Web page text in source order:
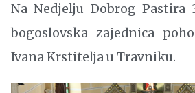
Na Nedjelju Dobrog Pastira
bogoslovska zajednica
Ivana Krstitelja u Travniku.